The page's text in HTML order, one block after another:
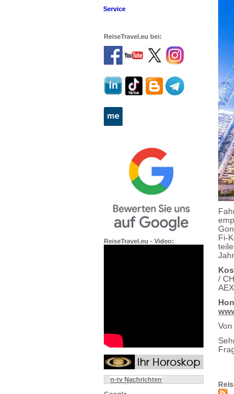
Fi-
/
Service
ReiseTravel.eu bei:
ReiseTravel.eu - Video:
n-tv Nachrichten